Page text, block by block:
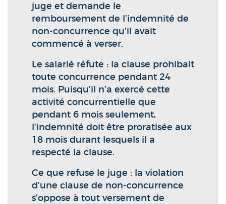
juge et demande le
remboursement de l’indemnité de
non-concurrence qu’il avait
commencé à verser.
Le salarié réfute : la clause prohibait
toute concurrence pendant 24
mois. Puisqu’il n’a exercé cette
activité concurrentielle que
pendant 6 mois seulement,
l’indemnité doit être proratisée aux
18 mois durant lesquels il a
respecté la clause.
Ce que refuse le juge : la violation
d’une clause de non-concurrence
s’oppose à tout versement de